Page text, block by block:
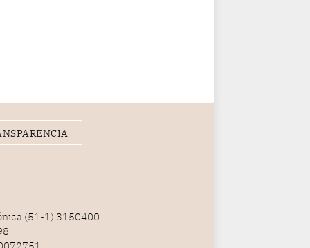
(51-1) 3150400